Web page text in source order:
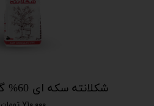
شکلانته سکه ای 60% گلنان پوراتوس